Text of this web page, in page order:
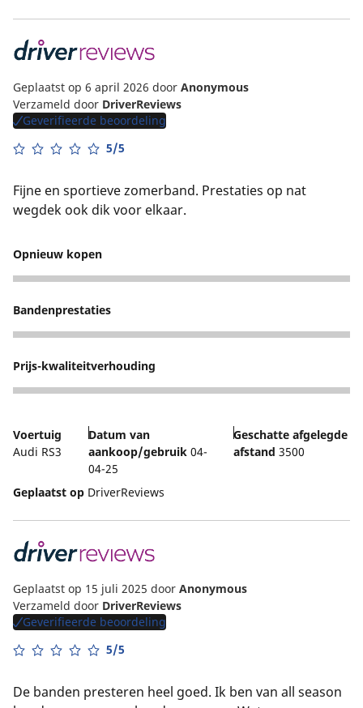
Geplaatst op 6 april 2026 door Anonymous
Verzameld door DriverReviews
Geverifieerde beoordeling
5/5
Fijne en sportieve zomerband. Prestaties op nat
wegdek ook dik voor elkaar.
Opnieuw kopen
5
Bandenprestaties
4
Prijs-kwaliteitverhouding
4
Voertuig
Audi RS3
Datum van
aankoop/gebruik04-
04-25
Geschatte afgelegde
afstand 3500
Geplaatst op DriverReviews
Geplaatst op 15 juli 2025 door Anonymous
Verzameld door DriverReviews
Geverifieerde beoordeling
5/5
De banden presteren heel goed. Ik ben van all season